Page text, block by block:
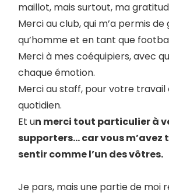
maillot, mais surtout, ma
Merci au club, qui m’a permis
qu’homme et en tant que
Merci à mes coéquipiers, avec
chaque émotion.
Merci au staff, pour votre
quotidien.
Et un merci tout particulier à
supporters… car vous
sentir comme l’un des vôtres.
Je pars, mais une partie de moi